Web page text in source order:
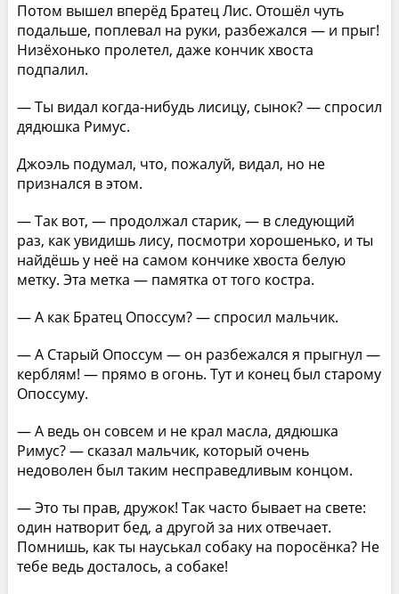
Потом вышел вперёд Братец Лис. Отошёл чуть
подальше, поплевал на руки, разбежался — и прыг!
Низёхонько пролетел, даже кончик хвоста
подпалил.
— Ты видал когда-нибудь лисицу, сынок? — спросил
дядюшка Римус.
Джоэль подумал, что, пожалуй, видал, но не
признался в этом.
— Так вот, — продолжал старик, — в следующий
раз, как увидишь лису, посмотри хорошенько, и ты
найдёшь у неё на самом кончике хвоста белую
метку. Эта метка — памятка от того костра.
— А как Братец Опоссум? — спросил мальчик.
— А Старый Опоссум — он разбежался я прыгнул —
керблям! — прямо в огонь. Тут и конец был старому
Опоссуму.
— А ведь он совсем и не крал масла, дядюшка
Римус? — сказал мальчик, который очень
недоволен был таким несправедливым концом.
— Это ты прав, дружок! Так часто бывает на свете:
один натворит бед, а другой за них отвечает.
Помнишь, как ты науськал собаку на поросёнка? Не
тебе ведь досталось, а собаке!